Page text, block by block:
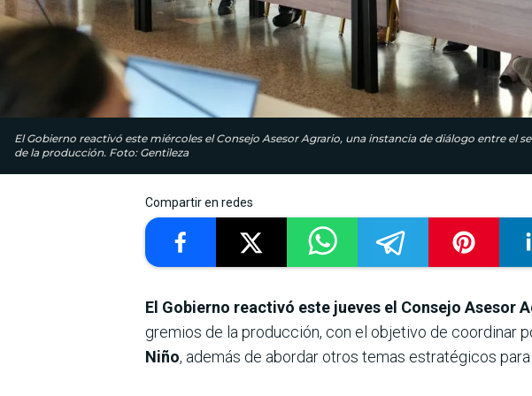
El Gobierno reactivó este miércoles el Consejo Asesor Agrario, una instancia de diálogo entre el
de la producción. Foto: Gentileza
Compartir en redes
El Gobierno reactivó este jueves el Consejo Asesor
gremios de la producción, con el objetivo de coordinar
Niño, además de abordar otros temas estratégicos para